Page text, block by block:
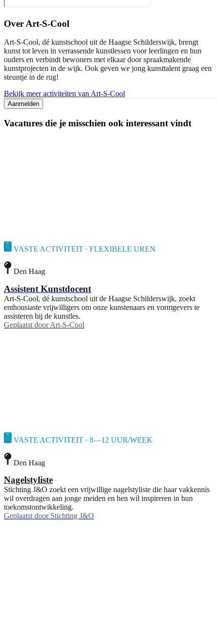
Over Art-S-Cool
Art-S-Cool, dé kunstschool uit de Haagse Schilderswijk, brengt
kunst tot leven in verrassende kunstlessen voor leerlingen en hun
ouders en verbindt bewoners met elkaar door spraakmakende
kunstprojecten in de wijk. Ook geven we jong kunsttalent graag een
steuntje in de rug!
Bekijk meer activiteiten van Art-S-Cool
Aanmelden
Vacatures die je misschien ook interessant vindt
VASTE ACTIVITEIT · FLEXIBELE UREN
Den Haag
Assistent Kunstdocent
Art-S-Cool, dé kunstschool uit de Haagse Schilderswijk, zoekt
enthousiaste vrijwilligers om onze kunstenaars en vormgevers te
assisteren bij de kunstles.
Geplaatst door Art-S-Cool
VASTE ACTIVITEIT · 8—12 UUR/WEEK
Den Haag
Nagelstyliste
Stichting J&O zoekt een vrijwillige nagelstyliste die haar vakkennis
wil overdragen aan jonge meiden en hen wil inspireren in hun
toekomstontwikkeling.
Geplaatst door Stichting J&O